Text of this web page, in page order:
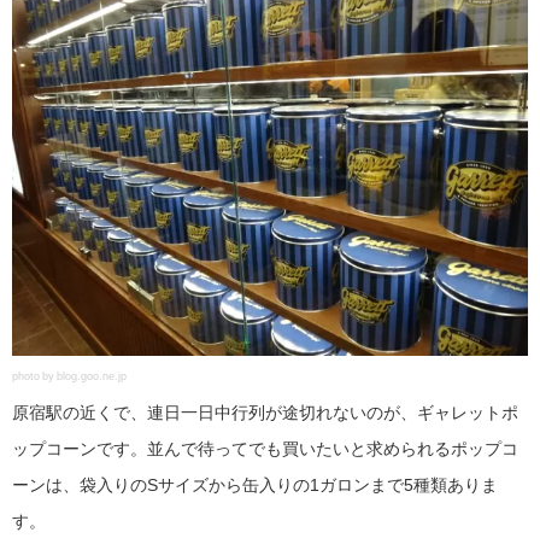
photo by blog.goo.ne.jp
原宿駅の近くで、連日一日中行列が途切れないのが、ギャレットポ
ップコーンです。並んで待ってでも買いたいと求められるポップコ
ーンは、袋入りのSサイズから缶入りの1ガロンまで5種類ありま
す。